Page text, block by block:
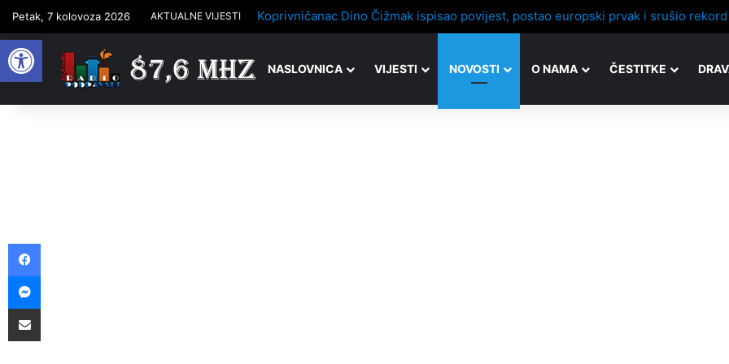
Open toolbar
Petak, 7 kolovoza 2026 AKTUALNE VIJESTI
NASLOVNICA VIJESTI NOVOSTI O NAMA ČESTITKE